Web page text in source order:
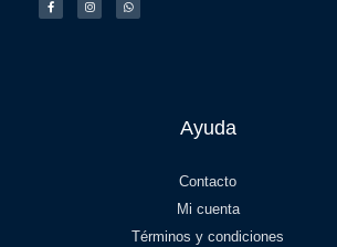
Ayuda
Contacto
Mi cuenta
Términos y condiciones